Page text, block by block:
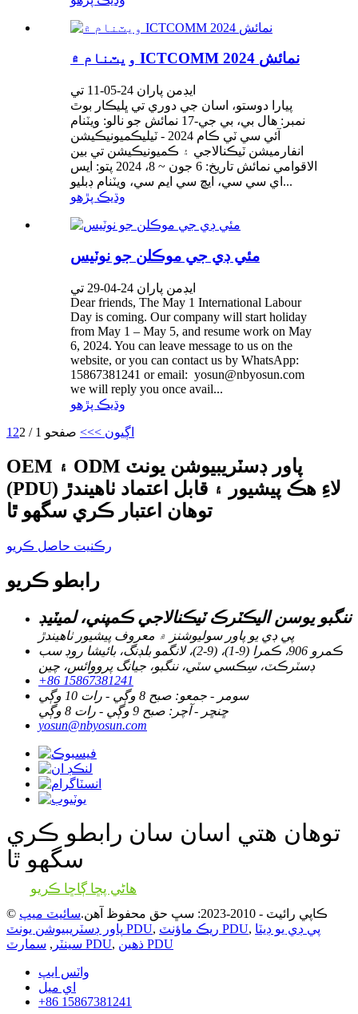
ويٽنام ۾ ICTCOMM 2024 نمائش
ايڊمن پاران 24-05-11 تي
پيارا دوستو، اسان جي دوري تي ڀليڪار بوٿ
نمبر: هال بي، بي جي-17 نمائش جو نالو: ويٽنام
آئي سي ٽي ڪام 2024 - ٽيليڪميونيڪيشن
انفارميشن ٽيڪنالاجي ۽ ڪميونيڪيشن تي بين
الاقوامي نمائش تاريخ: 6 جون ~ 8، 2024 پتو: ايس
اي سي سي، ايڇ سي ايم سي، ويٽنام ڊبليو...
وڌيڪ پڙهو
مئي ڊي جي موڪلن جو نوٽيس
ايڊمن پاران 24-04-29 تي
Dear friends, The May 1 International Labour
Day is coming. Our company will start holiday
from May 1 – May 5, and resume work on May
6, 2024. You can leave message to us on the
website, or you can contact us by WhatsApp:
15867381241 or email: yosun@nbyosun.com
we will reply you once avail...
وڌيڪ پڙهو
1 2 اڳيون >>> صفحو 1 / 2
OEM ۽ ODM پاور ڊسٽريبيوشن يونٽ
(PDU) لاءِ هڪ پيشيور ۽ قابل اعتماد ٺاهيندڙ
توهان اعتبار ڪري سگهو ٿا
رڪنيت حاصل ڪريو
رابطو ڪريو
ننگبو يوسن اليڪٽرڪ ٽيڪنالاجي ڪمپني، لميٽيڊ
پي ڊي يو پاور سوليوشنز ۾ معروف پيشيور ٺاهيندڙ
ڪمرو 906، ڪمرا (9-1)، (9-2)، لانگمو بلڊنگ، بائيشا روڊ سب
ڊسٽرڪٽ، سِڪسي سٽي، ننگبو، جيانگ پرووائس، چين
+86 15867381241
سومر - جمعو: صبح 8 وڳي - رات 10 وڳي
ڇنڇر - آچر: صبح 9 وڳي - رات 8 وڳي
yosun@nbyosun.com
توهان هتي اسان سان رابطو ڪري
سگهو ٿا
هاڻي پڇا ڳاڇا ڪريو
© ڪاپي رائيٽ - 2010-2023: سڀ حق محفوظ آهن.
سائيٽ ميپ
پاور ڊسٽريبيوشن يونٽ PDU, ريڪ ماؤنٽ PDU, پي ڊي يو ڊيٽا
سينٽر , سمارٽ PDU, ذهين PDU
واٽس ايپ
اي ميل
+86 15867381241